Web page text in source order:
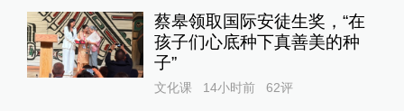
蔡皋领取国际安徒生奖，“在
孩子们心底种下真善美的种
子”
文化课 14小时前 62评